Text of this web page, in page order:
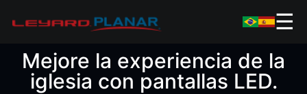
☰
Mejore la experiencia de la
iglesia con pantallas LED.